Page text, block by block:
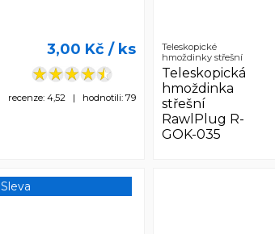
3,00 Kč / ks
recenze: 4,52 | hodnotili: 79
Teleskopické
hmoždinky střešní
Teleskopická
hmoždinka
střešní
RawlPlug R-
GOK-035
Sleva